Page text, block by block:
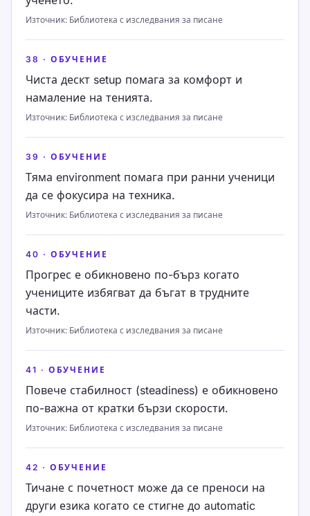
Източник: Библиотека с изследвания за писане
38 · ОБУЧЕНИЕ
Чиста дескт setup помага за комфорт и
намаление на тенията.
Източник: Библиотека с изследвания за писане
39 · ОБУЧЕНИЕ
Тяма environment помага при ранни ученици
да се фокусира на техника.
Източник: Библиотека с изследвания за писане
40 · ОБУЧЕНИЕ
Прогрес е обикновено по-бърз когато
учениците избягват да бъгат в трудните
части.
Източник: Библиотека с изследвания за писане
41 · ОБУЧЕНИЕ
Повече стабилност (steadiness) е обикновено
по-важна от кратки бързи скорости.
Източник: Библиотека с изследвания за писане
42 · ОБУЧЕНИЕ
Тичане с почетност може да се преноси на
други езика когато се стигне до automatic